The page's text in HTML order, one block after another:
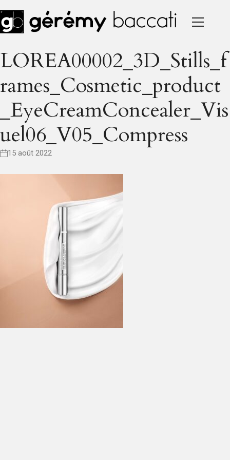
LOREA00002_3D_Stills_f
Rames_Cosmetic_product
_EyeCreamConcealer_Vis
Uel06_V05_Compress
15 août 2022